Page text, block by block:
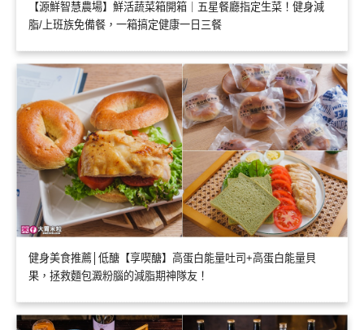
【源鮮智慧農場】鮮活蔬菜箱開箱｜五星餐廳指定生菜！健身減
脂/上班族免備餐，一箱搞定健康一日三餐
健身美食推薦│低醣【享喫醣】高蛋白能量吐司+高蛋白能量貝
果，拯救麵包澱粉腦的減脂期神隊友！